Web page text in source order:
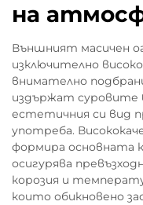
на
Външният масичен
изключително
внимателно
издържат суровите
естетичния си вид
употреба.
формира основната
осигурява
корозия и
които обикновено